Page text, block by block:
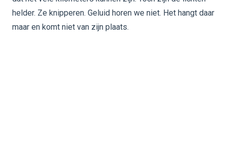
helder. Ze knipperen. Geluid horen we niet. Het hangt daar
maar en komt niet van zijn plaats.